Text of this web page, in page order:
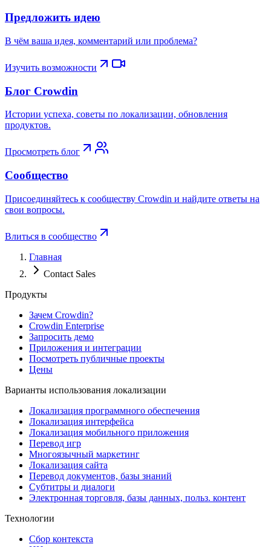
Предложить идею
В чём ваша идея, комментарий или проблема?
Изучить возможности
Блог Crowdin
Истории успеха, советы по локализации, обновления
продуктов.
Просмотреть блог
Сообщество
Присоединяйтесь к сообществу Crowdin и найдите ответы на
свои вопросы.
Влиться в сообщество
Главная
Contact Sales
Продукты
Зачем Crowdin?
Crowdin Enterprise
Запросить демо
Приложения и интеграции
Посмотреть публичные проекты
Цены
Варианты использования локализации
Локализация программного обеспечения
Локализация интерфейса
Локализация мобильного приложения
Перевод игр
Многоязычный маркетинг
Локализация сайта
Перевод документов, базы знаний
Субтитры и диалоги
Электронная торговля, базы данных, польз. контент
Технологии
Сбор контекста